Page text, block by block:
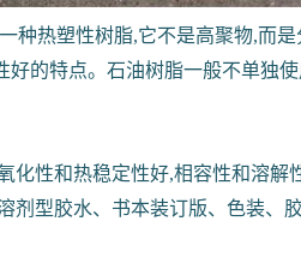
热塑性树脂,它不是高聚物,而
的特点。石油树脂一般不单独
性和热稳定性好,相容性和溶解
型胶水、书本装订版、色装、